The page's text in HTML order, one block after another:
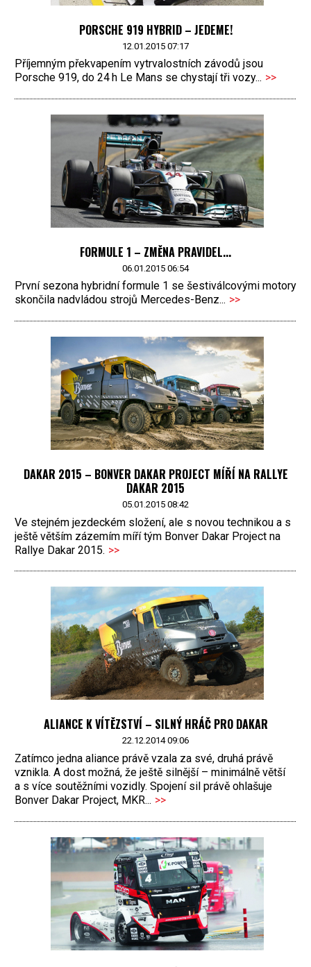
PORSCHE 919 HYBRID – JEDEME!
12.01.2015 07:17
Příjemným překvapením vytrvalostních závodů jsou
Porsche 919, do 24 h Le Mans se chystají tři vozy... >>
FORMULE 1 – ZMĚNA PRAVIDEL...
06.01.2015 06:54
První sezona hybridní formule 1 se šestiválcovými motory
skončila nadvládou strojů Mercedes-Benz... >>
DAKAR 2015 – BONVER DAKAR PROJECT MÍŘÍ NA RALLYE
DAKAR 2015
05.01.2015 08:42
Ve stejném jezdeckém složení, ale s novou technikou a s
ještě větším zázemím míří tým Bonver Dakar Project na
Rallye Dakar 2015. >>
ALIANCE K VÍTĚZSTVÍ – SILNÝ HRÁČ PRO DAKAR
22.12.2014 09:06
Zatímco jedna aliance právě vzala za své, druhá právě
vznikla. A dost možná, že ještě silnější – minimálně větší
a s více soutěžními vozidly. Spojení sil právě ohlašuje
Bonver Dakar Project, MKR... >>